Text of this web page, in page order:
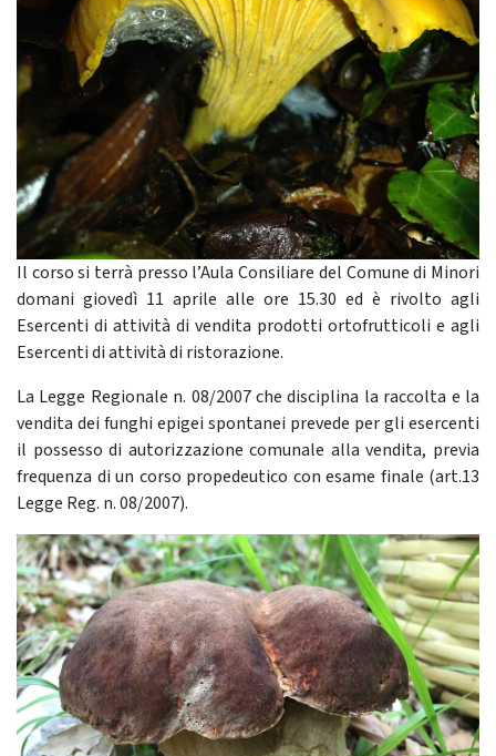
Il corso si terrà presso l’Aula Consiliare del Comune di Minori
domani giovedì 11 aprile alle ore 15.30 ed è rivolto agli
Esercenti di attività di vendita prodotti ortofrutticoli e agli
Esercenti di attività di ristorazione.
La Legge Regionale n. 08/2007 che disciplina la raccolta e la
vendita dei funghi epigei spontanei prevede per gli esercenti
il possesso di autorizzazione comunale alla vendita, previa
frequenza di un corso propedeutico con esame finale (art.13
Legge Reg. n. 08/2007).